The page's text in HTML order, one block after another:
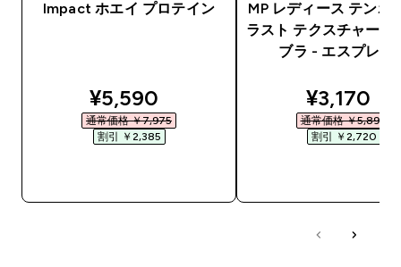
Impact ホエイ プロテイン
discounted price
¥5,590‎
通常価格 ￥7,975‎
割引 ￥2,385‎
MP レディース テンポ
ラスト テクスチャー
ブラ - エスプレッ
¥3,170‎
通常価格 ￥5,890‎
割引 ￥2,720‎